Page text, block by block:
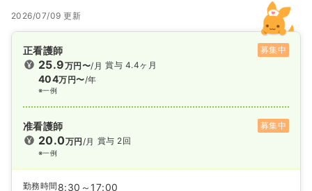
2026/07/09 更新
正看護師 募集中
25.9万円〜/月
404万円〜/年
※一例
賞与 4.4ヶ月
准看護師 募集中
20.0万円/月
※一例
賞与 2回
勤務時間 8:30～17:00